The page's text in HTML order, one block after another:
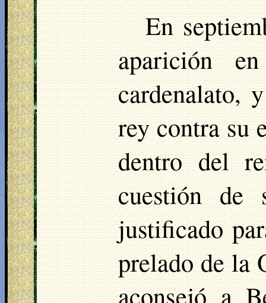
En
aparición
cardenalato,
rey contra su
dentro del
cuestión de
justificado
prelado de la
aconsejó a